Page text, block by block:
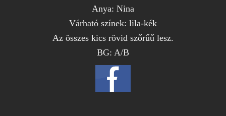
Anya: Nina
Várható színek: lila-kék
Az összes kics rövid szőrűű lesz.
BG: A/B